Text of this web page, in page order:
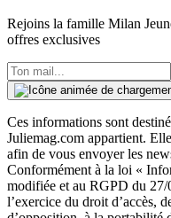
Rejoins la famille Milan
offres exclusives
Ces informations sont
Juliemag.com appartient.
afin de vous envoyer les
Conformément à la loi «
modifiée et au RGPD du
l’exercice du droit d’accès,